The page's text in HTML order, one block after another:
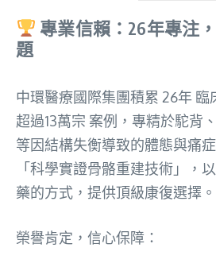
專業信賴：26年專注
題
中環醫療國際集團積累 26年 臨
超過13萬宗 案例，專精於駝背
等因結構失衡導致的體態與痛
「科學實證骨骼重建技術」，
藥的方式，提供頂級康復選擇。
榮譽肯定，信心保障：